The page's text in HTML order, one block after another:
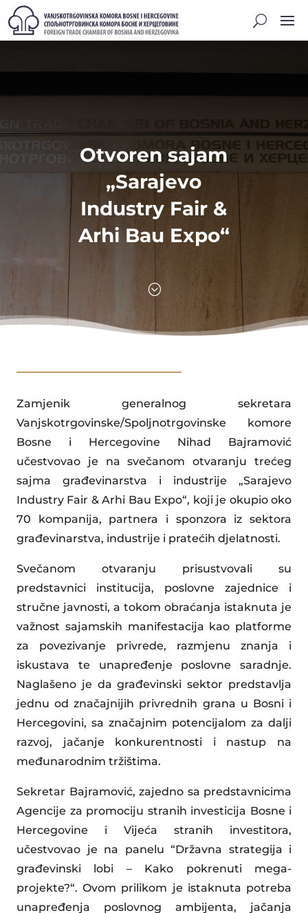
Otvoren sajam
„Sarajevo
Industry Fair &
Arhi Bau Expo“
;
Zamjenik generalnog sekretara
Vanjskotrgovinske/Spoljnotrgovinske komore
Bosne i Hercegovine Nihad Bajramović
učestvovao je na svečanom otvaranju trećeg
sajma građevinarstva i industrije „Sarajevo
Industry Fair & Arhi Bau Expo“, koji je okupio oko
70 kompanija, partnera i sponzora iz sektora
građevinarstva, industrije i pratećih djelatnosti.
Svečanom otvaranju prisustvovali su
predstavnici institucija, poslovne zajednice i
stručne javnosti, a tokom obraćanja istaknuta je
važnost sajamskih manifestacija kao platforme
za povezivanje privrede, razmjenu znanja i
iskustava te unapređenje poslovne saradnje.
Naglašeno je da građevinski sektor predstavlja
jednu od značajnijih privrednih grana u Bosni i
Hercegovini, sa značajnim potencijalom za dalji
razvoj, jačanje konkurentnosti i nastup na
međunarodnim tržištima.
Sekretar Bajramović, zajedno sa predstavnicima
Agencije za promociju stranih investicija Bosne i
Hercegovine i Vijeća stranih investitora,
učestvovao je na panelu “Državna strategija i
građevinski lobi – Kako pokrenuti mega-
projekte?“. Ovom prilikom je istaknuta potreba
unapređenja poslovnog ambijenta, jačanja